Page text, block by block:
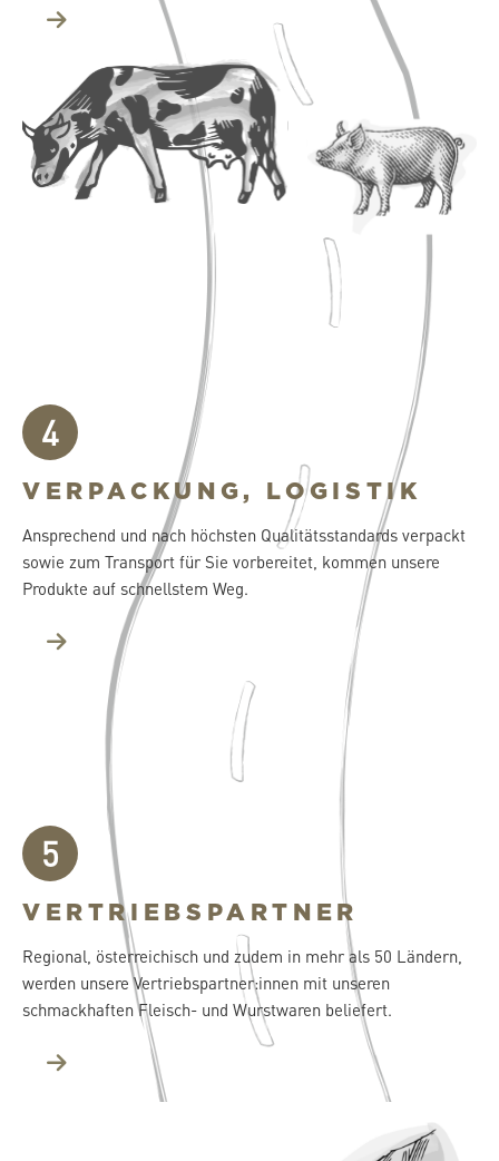
4
VERPACKUNG, LOGISTIK
Ansprechend und nach höchsten Qualitätsstandards verpackt
sowie zum Transport für Sie vorbereitet, kommen unsere
Produkte auf schnellstem Weg.
5
VERTRIEBSPARTNER
Regional, österreichisch und zudem in mehr als 50 Ländern,
werden unsere Vertriebspartner:innen mit unseren
schmackhaften Fleisch- und Wurstwaren beliefert.